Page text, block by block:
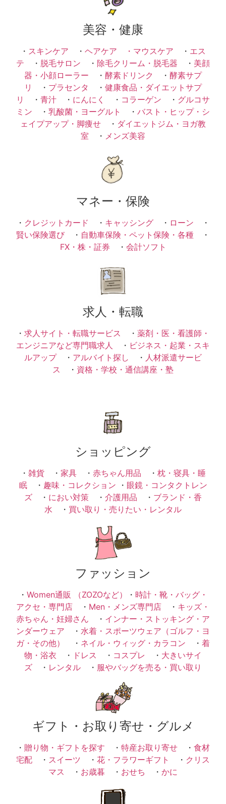
美容・健康
・ スキンケア ・ ヘアケア ・ マウスケア ・ エス
テ ・ 脱毛サロン ・ 除毛クリーム・脱毛器 ・ 美顔
器・小顔ローラー ・ 酵素ドリンク ・ 酵素サプ
リ
・ プラセンタ ・ 健康食品・ダイエットサプ
リ
・ 青汁 ・ にんにく ・ コラーゲン ・ グルコサ
ミン ・ 乳酸菌・ヨーグルト ・ バスト・ヒップ・シ
ェイプアップ・脚痩せ ・ ダイエットジム・ヨガ教
室 ・ メンズ美容
マネー・保険
・ クレジットカード ・ キャッシング ・ ローン ・
賢い保険選び ・ 自動車保険・ペット保険・各種 ・
FX・株・証券 ・ 会計ソフト
求人・転職
・ 求人サイト・転職サービス ・ 薬剤・医・看護師・
エンジニアなど専門職求人
・ ビジネス・起業・スキ
ルアップ・ アルバイト探し ・ 人材派遣サービ
ス ・ 資格・学校・通信講座・塾
ショッピング
・ 雑貨 ・ 家具 ・ 赤ちゃん用品 ・ 枕・寝具・睡
眠・ 趣味・コレクション ・ 眼鏡・コンタクトレン
ズ ・ におい対策 ・ 介護用品 ・ ブランド・香
水 ・ 買い取り・売りたい・レンタル
ファッション
・ Women通販 （ZOZOなど） ・ 時計・靴・バッグ・
アクセ・専門店 ・ Men・メンズ専門店 ・ キッズ・
赤ちゃん・妊婦さん ・ インナー・ストッキング・ア
ンダーウェア ・ 水着・スポーツウェア（ゴルフ・ヨ
ガ・その他）
・ ネイル・ウィッグ・カラコン ・ 着
物・浴衣 ・ ドレス ・ コスプレ ・ 大きいサイ
ズ ・ レンタル ・ 服やバッグを売る・買い取り
ギフト・お取り寄せ・グルメ
・ 贈り物・ギフトを探す ・ 特産お取り寄せ ・ 食材
宅配 ・ スイーツ ・ 花・フラワーギフト ・ クリス
マス ・ お歳暮 ・ おせち ・ かに